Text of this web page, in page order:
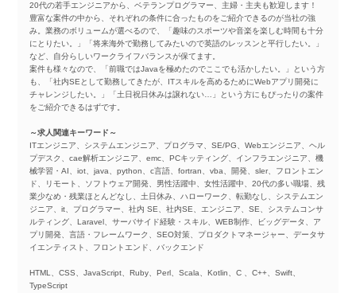
20代の若手エンジニアから、ベテランプログラマー、主婦・主夫も歓迎します！
豊富な案件の中から、それぞれの条件に合ったものをご紹介できるのが当社の強
み。業務のボリュームが選べるので、「趣味のスポーツや音楽を楽しむ時間も十分
にとりたい。」「将来海外で勤務してみたいので英語のレッスンと平行したい。」
など、自分らしいワークライフバランスが保てます。
案件も様々なので、「前職ではJavaを極めたのでここでも活かしたい。」という方
も、「社内SEとして勤務してきたが、ITスキルを高めるためにWebアプリ開発に
チャレンジしたい。」「土日祝日休みは譲れない…」という方にもぴったりの案件
をご紹介できるはずです。
～求人関連キーワード～
ITエンジニア、システムエンジニア、プログラマ、SE/PG、Webエンジニア、ヘル
プデスク、cae解析エンジニア、emc、PCキッティング、インフラエンジニア、機
械学習・AI、iot、java、python、c言語、fortran、vba、開発、sler、フロントエン
ド、リモート、ソフトウェア開発、男性活躍中、女性活躍中、20代の多い職場、残
業少なめ・残業ほとんどなし、土日休み、ハローワーク、転勤なし、システムエン
ジニア、it、プログラマー、社内 SE、社内SE、エンジニア、SE、システムコンサ
ルティング、Laravel、サーバサイド経験・スキル、WEB制作、ビッグデータ、ア
プリ開発、言語・フレームワーク、SEO対策、プロダクトマネージャー、データサ
イエンティスト、フロントエンド、バックエンド
HTML、CSS、JavaScript、Ruby、Perl、Scala、Kotlin、C 、C++、Swift、
TypeScript